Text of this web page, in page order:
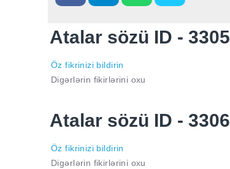
Atalar sözü ID - 3305
Öz fikrinizi bildirin
Digərlərin fikirlərini oxu
Atalar sözü ID - 3306
Öz fikrinizi bildirin
Digərlərin fikirlərini oxu